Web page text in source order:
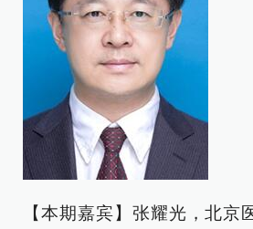
【本期嘉宾】张耀光，北京